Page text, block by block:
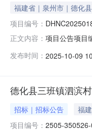
福建省｜泉州市｜德化县
项目编号：
正文内容： 项目公告项目
层。3、标的
发布时间： 2025-10-09
德化县三班镇泗滨
招标｜招标公告 福
项目编号： 2505-